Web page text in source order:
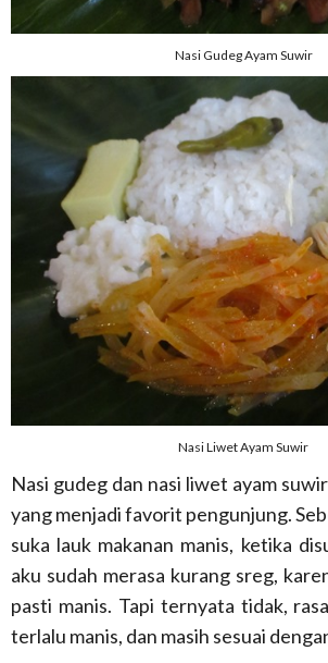
Nasi Gudeg Ayam Suwir
Nasi Liwet Ayam Suwir
Nasi gudeg dan nasi liwet ayam
yang menjadi favorit pengunjung.
suka lauk makanan manis, ketika
aku sudah merasa kurang sreg,
pasti manis. Tapi ternyata tidak,
terlalu manis, dan masih sesuai